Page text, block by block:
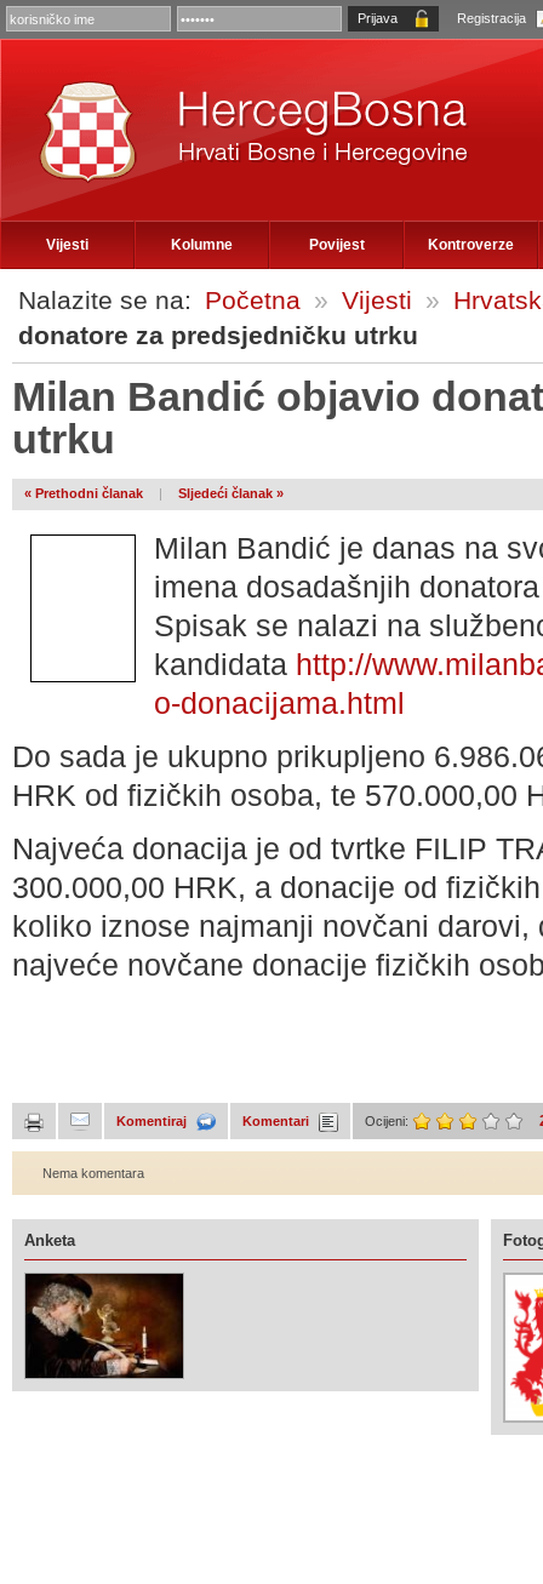
Registracija
Vijesti Kolumne Povijest Kontroverze
Nalazite se na: Početna » Vijesti »
donatore za predsjedničku utrku
Milan Bandić objavio
utrku
« Prethodni članak | Sljedeći članak »
Milan Bandić je danas na
imena dosadašnjih
Spisak se nalazi na
kandidata http://
o-donacijama.html
Do sada je ukupno prikupljeno
HRK od fizičkih osoba, te 570.000,00
Najveća donacija je od tvrtke FILIP
300.000,00 HRK, a donacije od
koliko iznose najmanji novčani darovi,
najveće novčane donacije fizičkih
Komentiraj Komentari Ocijeni:
Nema komentara
Anketa